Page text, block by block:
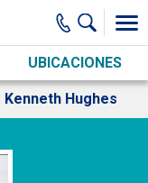
UBICACIONES
Kenneth Hughes